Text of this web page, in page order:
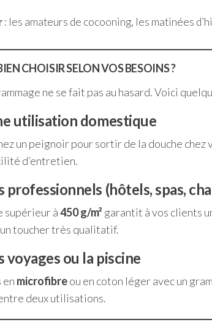
: les amateurs de cocooning, les matinées
CHOISIR SELON VOS BESOINS ?
ne se fait pas au hasard. Voici
utilisation domestique
un peignoir pour sortir de la douche chez
d’entretien.
professionnels (hôtels, spas,
supérieur à450 g/m² garantit à vos clients
toucher très qualitatif.
voyages ou la piscine
en microfibreou en coton léger avec un
deux utilisations.